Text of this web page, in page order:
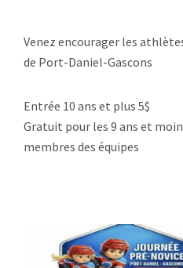
Venez encourager les
de Port-Daniel-Gascons
Entrée 10 ans et plus 5$
Gratuit pour les 9 ans et
membres des équipes